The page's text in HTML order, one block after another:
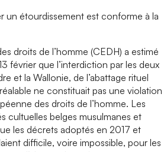
un étourdissement est conforme à la
droits de l’homme (CEDH) a estimé
février que l’interdiction par les deux
et la Wallonie, de l’abattage rituel
ne constituait pas une violation
des droits de l’homme. Les
cultuelles belges musulmanes et
les décrets adoptés en 2017 et
difficile, voire impossible, pour les